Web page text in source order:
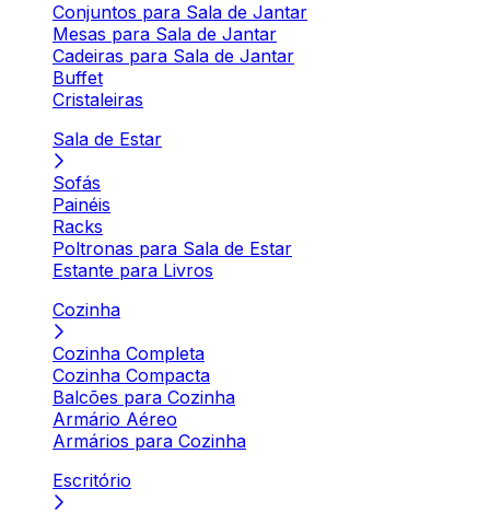
Conjuntos para Sala de Jantar
Mesas para Sala de Jantar
Cadeiras para Sala de Jantar
Buffet
Cristaleiras
Sala de Estar
Sofás
Painéis
Racks
Poltronas para Sala de Estar
Estante para Livros
Cozinha
Cozinha Completa
Cozinha Compacta
Balcões para Cozinha
Armário Aéreo
Armários para Cozinha
Escritório